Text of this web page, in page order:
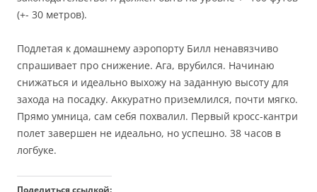
(+- 30 метров).
Подлетая к домашнему аэропорту Билл ненавязчиво
спрашивает про снижение. Ага, врубился. Начинаю
снижаться и идеально выхожу на заданную высоту для
захода на посадку. Аккуратно приземлился, почти мягко.
Прямо умница, сам себя похвалил. Первый кросс-кантри
полет завершен не идеально, но успешно. 38 часов в
логбуке.
Поделиться ссылкой: